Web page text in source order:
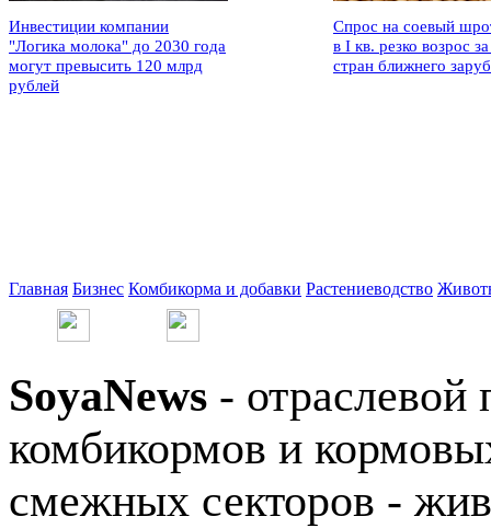
Инвестиции компании
"Логика молока" до 2030 года
могут превысить 120 млрд
рублей
Спрос на соевый
в I кв. резко возрос
стран ближнего
Главная Бизнес Комбикорма и добавки Растениеводство
SoyaNews - отраслевой
комбикормов и
смежных секторов -